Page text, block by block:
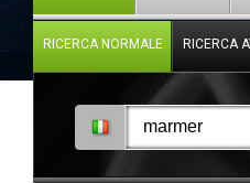
RICERCA NORMALE RICERCA